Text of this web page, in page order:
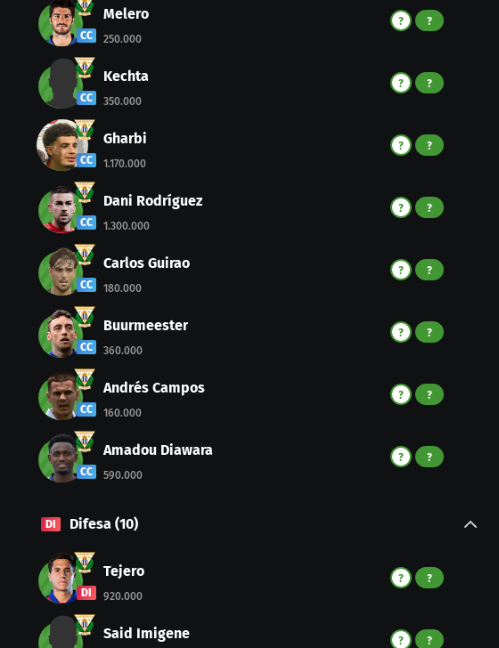
CC
Melero
250.000
? ?
CC
Kechta
350.000
? ?
CC
Gharbi
1.170.000
? ?
CC
Dani Rodríguez
1.300.000
? ?
CC
Carlos Guirao
180.000
? ?
CC
Buurmeester
360.000
? ?
CC
Andrés Campos
160.000
? ?
CC
Amadou Diawara
590.000
? ?
DI Difesa (10)
DI
Tejero
920.000
? ?
Said Imigene ? ?